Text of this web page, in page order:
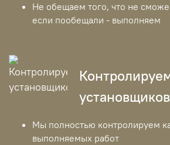
Не обещаем того, что не
если пообещали - выполняем
установщиков
Мы полностью контролируем
выполняемых работ